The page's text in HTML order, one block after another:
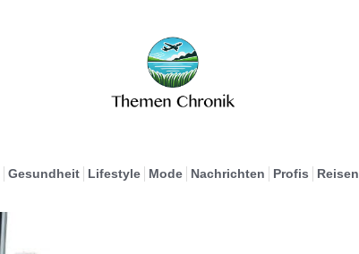
Gesundheit Lifestyle Mode Nachrichten Profis Reisen